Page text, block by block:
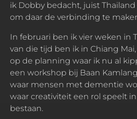
ik Dobby bedacht, juist
om daar de verbinding te
In februari ben ik vier weken in
van die tijd ben ik in Chiang
op de planning waar ik nu al
een workshop bij Baan
waar mensen met dementie
waar creativiteit een rol speelt
bestaan.